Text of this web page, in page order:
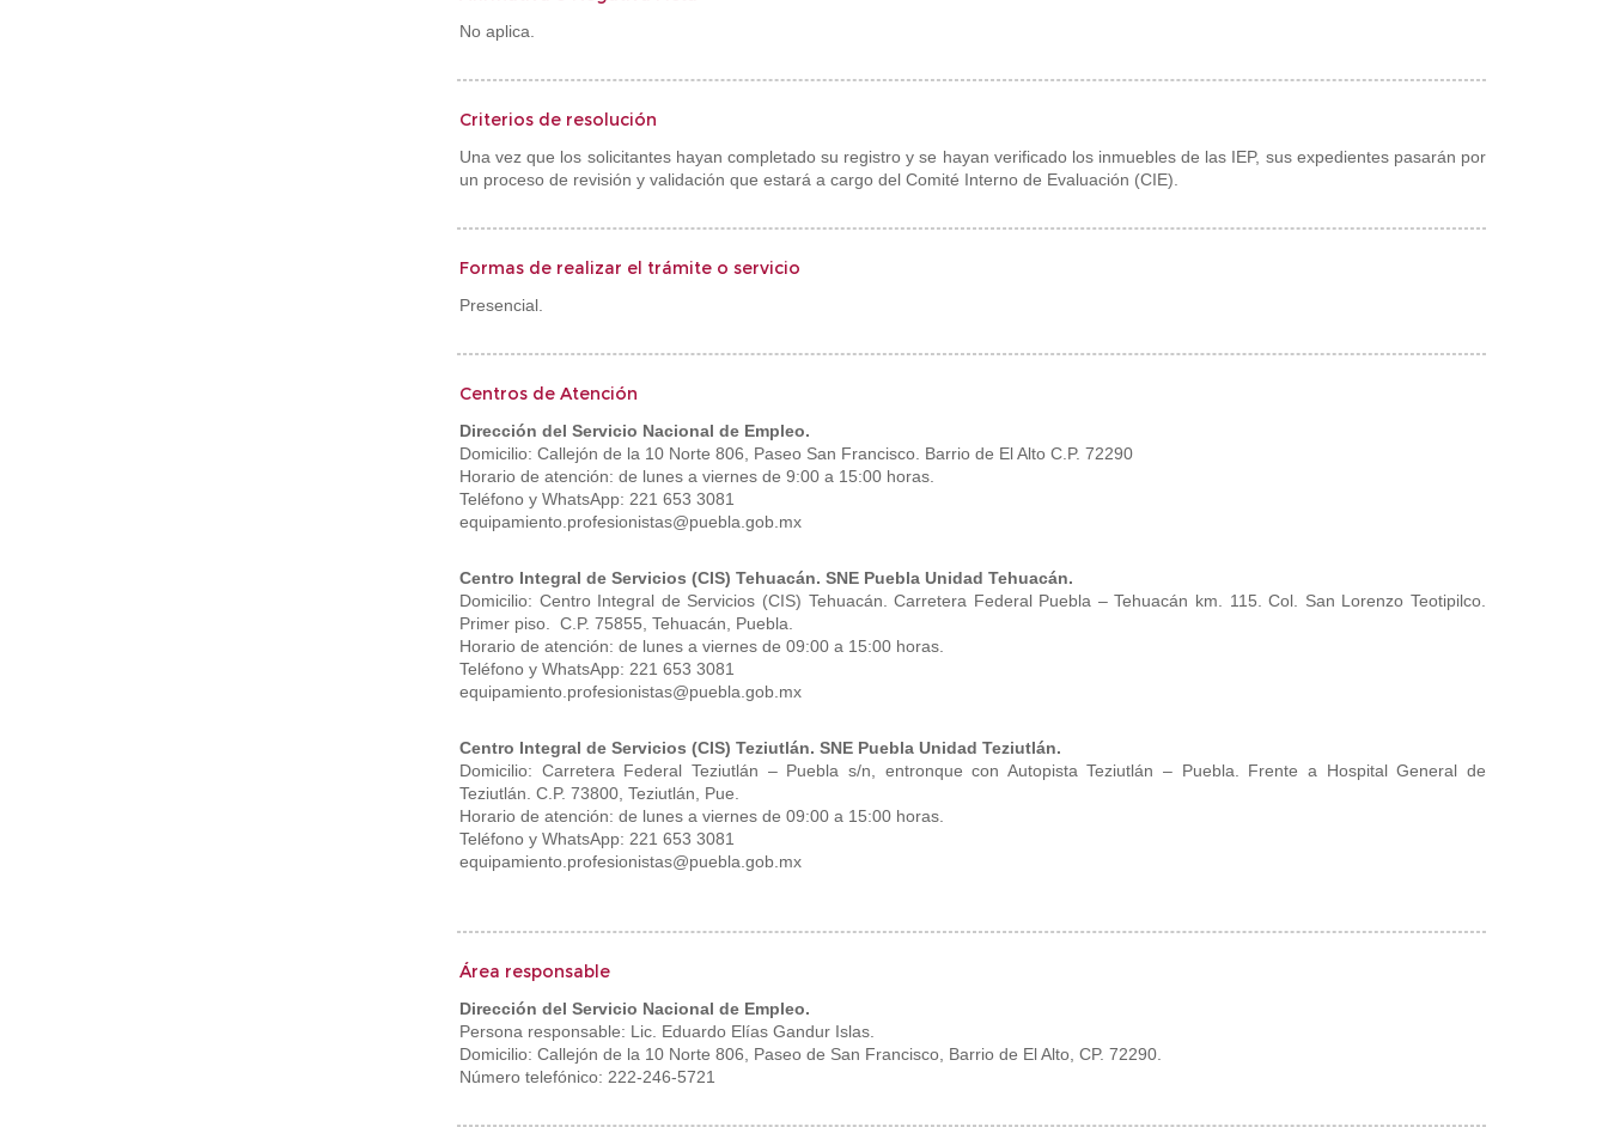
No aplica.
Criterios de resolución
Una vez que los solicitantes hayan completado su registro y se hayan verificado los inmuebles de las IEP, sus expedientes pasarán por
un proceso de revisión y validación que estará a cargo del Comité Interno de Evaluación (CIE).
Formas de realizar el trámite o servicio
Presencial.
Centros de Atención
Dirección del Servicio Nacional de Empleo.
Domicilio: Callejón de la 10 Norte 806, Paseo San Francisco. Barrio de El Alto C.P. 72290
Horario de atención: de lunes a viernes de 9:00 a 15:00 horas.
Teléfono y WhatsApp: 221 653 3081
equipamiento.profesionistas@puebla.gob.mx
Centro Integral de Servicios (CIS) Tehuacán. SNE Puebla Unidad Tehuacán.
Domicilio: Centro Integral de Servicios (CIS) Tehuacán. Carretera Federal Puebla – Tehuacán km. 115. Col. San Lorenzo Teotipilco.
Primer piso. C.P. 75855, Tehuacán, Puebla.
Horario de atención: de lunes a viernes de 09:00 a 15:00 horas.
Teléfono y WhatsApp: 221 653 3081
equipamiento.profesionistas@puebla.gob.mx
Centro Integral de Servicios (CIS) Teziutlán. SNE Puebla Unidad Teziutlán.
Domicilio: Carretera Federal Teziutlán – Puebla s/n, entronque con Autopista Teziutlán – Puebla. Frente a Hospital General de
Teziutlán. C.P. 73800, Teziutlán, Pue.
Horario de atención: de lunes a viernes de 09:00 a 15:00 horas.
Teléfono y WhatsApp: 221 653 3081
equipamiento.profesionistas@puebla.gob.mx
Área responsable
Dirección del Servicio Nacional de Empleo.
Persona responsable: Lic. Eduardo Elías Gandur Islas.
Domicilio: Callejón de la 10 Norte 806, Paseo de San Francisco, Barrio de El Alto, CP. 72290.
Número telefónico: 222-246-5721